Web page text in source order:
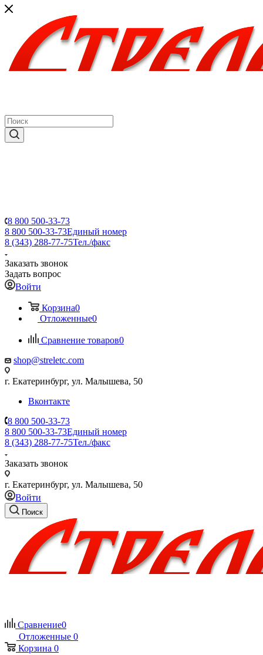
8 800 500-33-73
8 800 500-33-73Единый номер
8 (343) 288-77-75Тел./факс
Заказать звонок
Задать вопрос
Войти
Корзина0
Отложенные0
Сравнение товаров0
shop@streletc.com
г. Екатеринбург, ул. Малышева, 50
Вконтакте
8 800 500-33-73
8 800 500-33-73Единый номер
8 (343) 288-77-75Тел./факс
Заказать звонок
г. Екатеринбург, ул. Малышева, 50
Войти
Поиск
Сравнение0
Отложенные 0
Корзина 0